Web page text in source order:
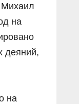
Михаил
на
деяний,
на